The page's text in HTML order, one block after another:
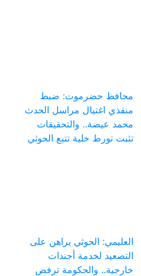
محافظ حضرموت: ضبط
منفذي اغتيال مراسل الحدث
محمد عيضة.. والتحقيقات
تثبت تورط خلية تتبع الحوثي
العليمي: الحوثي يراهن على
التصعيد لخدمة أجندات
خارجية.. والحكومة ترفض